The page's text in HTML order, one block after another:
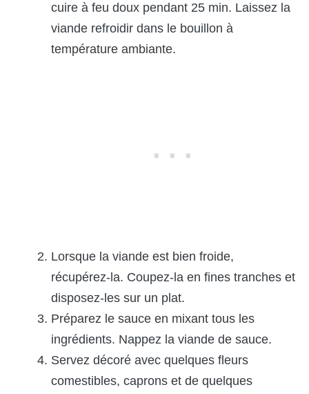
cuire à feu doux pendant 25 min. Laissez la
viande refroidir dans le bouillon à
température ambiante.
Lorsque la viande est bien froide,
récupérez-la. Coupez-la en fines tranches et
disposez-les sur un plat.
Préparez le sauce en mixant tous les
ingrédients. Nappez la viande de sauce.
Servez décoré avec quelques fleurs
comestibles, caprons et de quelques